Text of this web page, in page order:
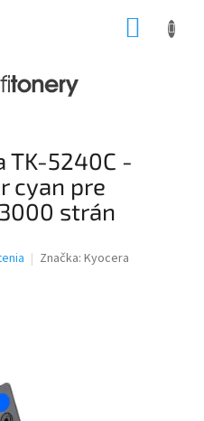
TK-5240C -
cyan pre
strán
Značka: Kyocera